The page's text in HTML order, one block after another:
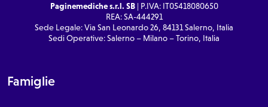
Paginemediche s.r.l. SB| P.IVA: IT05418080650
REA: SA-444291
Sede Legale: Via San Leonardo 26, 84131 Salerno, Italia
Sedi Operative: Salerno – Milano – Torino, Italia
Famiglie